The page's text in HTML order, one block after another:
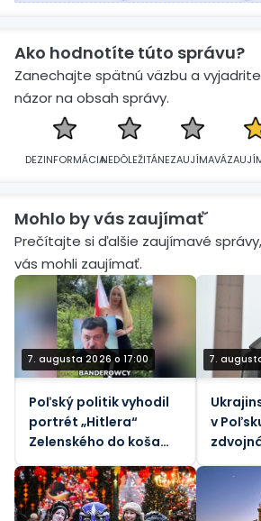
Ako hodnotíte túto správu?
Zanechajte spätnú väzbu a
názor na obsah správy.
DEZINFORMÁCIANEDÔLEŽITÁNEZAUJÍMAVÁ
Mohlo by vás zaujímať´
Prečítajte si ďalšie zaujímavé
vás mohli zaujímať.
7. augusta 2026 o 17:00
Poľský politik vyhodil
portrét „Hitlera“
Zelenského do koša
7.
v